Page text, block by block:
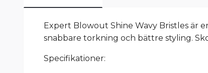
Expert Blowout Shine Wavy Bristles är
snabbare torkning och bättre styling.
Specifikationer: